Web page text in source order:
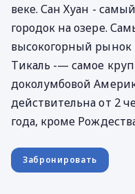
веке. Сан Хуан -
городок на озере.
высокогорный рынок
Тикаль -— самое
доколумбовой
действительна от 2
года, кроме
Забронировать